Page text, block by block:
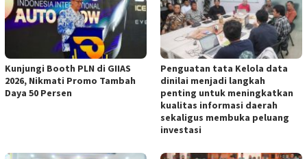
Kunjungi Booth PLN di GIIAS
2026, Nikmati Promo Tambah
Daya 50 Persen
Penguatan tata Kelola data
dinilai menjadi langkah
penting untuk meningkatkan
kualitas informasi daerah
sekaligus membuka peluang
investasi